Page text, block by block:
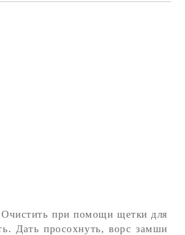
Очистить при помощи щетки для
Дать просохнуть, ворс замши